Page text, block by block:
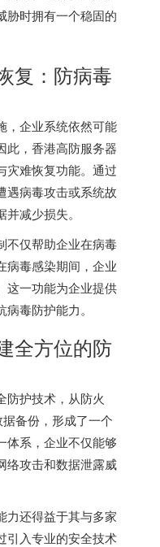
胁时拥有一个稳固的
复：防病毒
，企业系统依然可能
此，香港高防服务器
灾难恢复功能。通过
遇病毒攻击或系统故
减少损失。
不仅帮助企业在病毒
病毒感染期间，企业
这一功能为企业提供
毒防护能力。
全方位的防
防护技术，从防火
备份，形成了一个
体系，企业不仅能够
络攻击和数据泄露威
力还得益于其与多家
引入专业的安全技术